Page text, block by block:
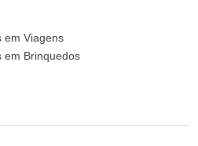
em Viagens
em Brinquedos